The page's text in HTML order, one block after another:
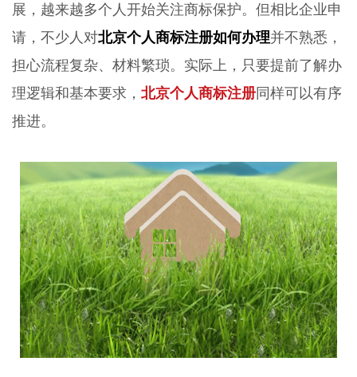
展，越来越多个人开始关注商标保护。但相比企业申
请，不少人对北京个人商标注册如何办理并不熟悉，
担心流程复杂、材料繁琐。实际上，只要提前了解办
理逻辑和基本要求， 北京个人商标注册同样可以有序
推进。